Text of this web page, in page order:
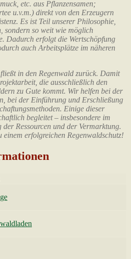
etc. aus Pflanzensamen;
u.v.m.) direkt von den Erzeugern
Es ist Teil unserer Philosophie,
sondern so weit wie möglich
Dadurch erfolgt die Wertschöpfung
auch Arbeitsplätze im näheren
in den Regenwald zurück. Damit
die ausschließlich den
zu Gute kommt. Wir helfen bei der
bei der Einführung und Erschließung
Einige dieser
begleitet – insbesondere im
Ressourcen und der Vermarktung.
einem erfolgreichen Regenwaldschutz!